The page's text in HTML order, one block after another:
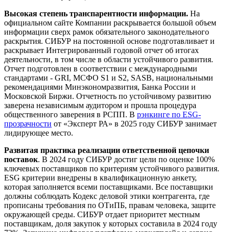
Высокая степень транспарентности информации. На
официальном сайте Компании раскрывается большой объем
информации сверх рамок обязательного законодательного
раскрытия. СИБУР на постоянной основе подготавливает и
раскрывает Интегрированный годовой отчет об итогах
деятельности, в том числе в области устойчивого развития.
Отчет подготовлен в соответствии с международными
стандартами - GRI, МСФО S1 и S2, SASB, национальными
рекомендациями Минэкономразвития, Банка России и
Московской Биржи. Отчетность по устойчивому развитию
заверена независимым аудитором и прошла процедура
общественного заверения в РСПП. В рэнкинге по ESG-
прозрачности от «Эксперт РА» в 2025 году СИБУР занимает
лидирующее место.
Развитая практика реализации ответственной цепочки
поставок. В 2024 году СИБУР достиг цели по оценке 100%
ключевых поставщиков по критериям устойчивого развития.
ESG критерии внедрены в квалификационную анкету,
которая заполняется всеми поставщиками. Все поставщики
должны соблюдать Кодекс деловой этики контрагента, где
прописаны требования по ОТиПБ, правам человека, защите
окружающей среды. СИБУР отдает приоритет местным
поставщикам, доля закупок у которых составила в 2024 году